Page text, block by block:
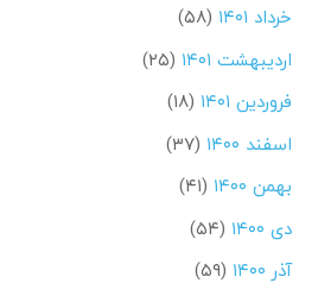
خرداد ۱۴۰۱
(۵۸)
اردیبهشت ۱۴۰۱
(۲۵)
فروردین ۱۴۰۱
(۱۸)
اسفند ۱۴۰۰
(۳۷)
بهمن ۱۴۰۰
(۴۱)
دی ۱۴۰۰
(۵۴)
آذر ۱۴۰۰
(۵۹)